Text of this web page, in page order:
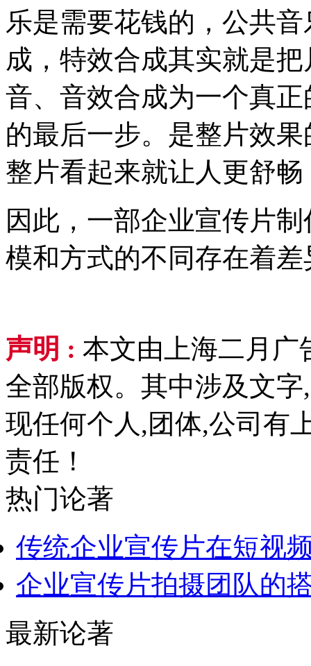
乐是需要花钱的，公共
成，特效合成其实就是
音、音效合成为一个真
的最后一步。是整片效
整片看起来就让人更舒
因此，一部企业宣传片
模和方式的不同存在着差
声明 : 本文由上海二月广
全部版权。其中涉及文
现任何个人,团体,公司有
责任！
热门论著
传统企业宣传片在短视
企业宣传片拍摄团队的
最新论著